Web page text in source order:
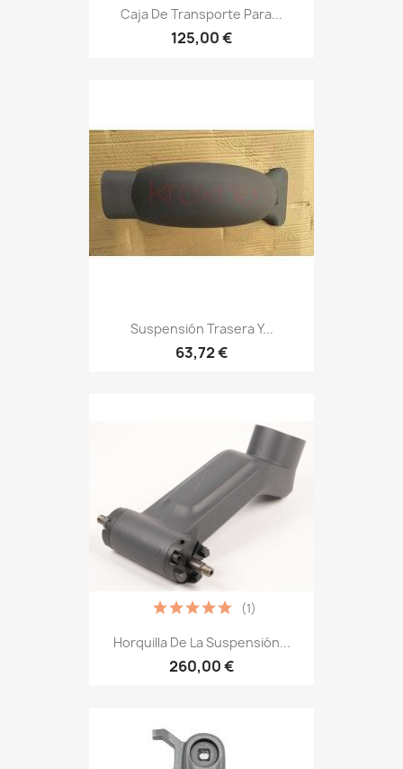
Caja De Transporte Para...
125,00 €
Suspensión Trasera Y...
63,72 €
Horquilla De La Suspensión...
260,00 €
(1)